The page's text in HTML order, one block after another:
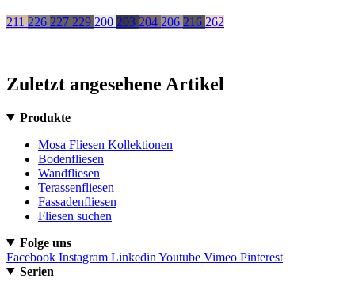
211 226 227 229 200 203 204 206 216 262
Zuletzt angesehene Artikel
Produkte
Mosa Fliesen Kollektionen
Bodenfliesen
Wandfliesen
Terassenfliesen
Fassadenfliesen
Fliesen suchen
Folge uns
Facebook Instagram Linkedin Youtube Vimeo Pinterest
Serien